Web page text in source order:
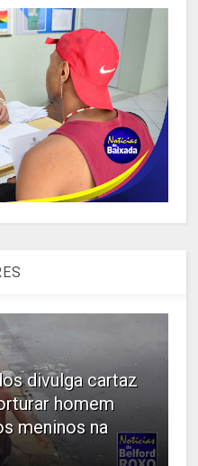
divulga cartaz
homem
meninos na